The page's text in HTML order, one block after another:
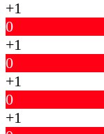
+1
0
+1
0
+1
0
+1